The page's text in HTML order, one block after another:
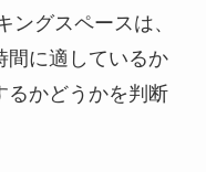
ングスペースは、
間に適しているか
るかどうかを判断